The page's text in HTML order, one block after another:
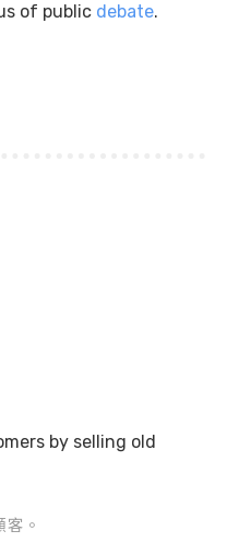
of public debate.
by selling old
。